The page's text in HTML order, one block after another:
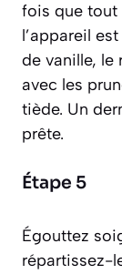
fois que tout
l’appareil
de vanille, le
avec les
tiède. Un
prête.
Étape 5
Égouttez
répartissez-